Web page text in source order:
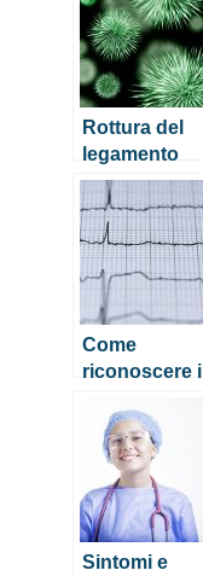
Rottura del
legamento
collaterale:
sintomi e
operazione
Come
riconoscere i
legamento
crociato
posteriore
Sintomi e